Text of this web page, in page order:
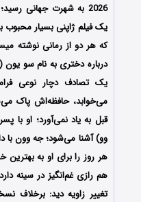
2026 به شهرت جهانی رسید؛ این فیلم در واقع بازسازی
که هر دو از رمانی نوشته
درباره دختری به نام سو
یک تصادف دچار نوعی
می‌خوابد، حافظه‌اش پاک
قبل به یاد نمی‌آورد؛ او با
وو) آشنا می‌شود؛ جه وون
هر روز را برای او به بهترین
هم رازی غم‌انگیز در سینه
تغییر زاویه دید: برخلاف